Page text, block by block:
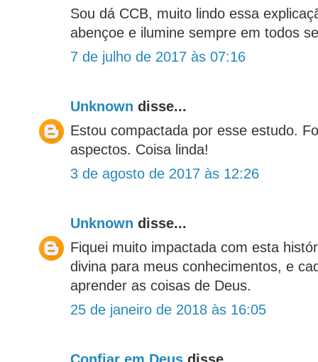
Sou dá CCB, muito lindo essa
abençoe e ilumine sempre em todos
7 de julho de 2017 às 07:16
Unknown disse...
Estou compactada por esse estudo.
aspectos. Coisa linda!
3 de agosto de 2017 às 12:26
Unknown disse...
Fiquei muito impactada com esta
divina para meus conhecimentos, e
aprender as coisas de Deus.
25 de janeiro de 2018 às 16:05